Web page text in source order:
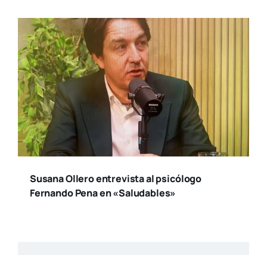
Susana Ollero entrevista al psicólogo
Fernando Pena en «Saludables»